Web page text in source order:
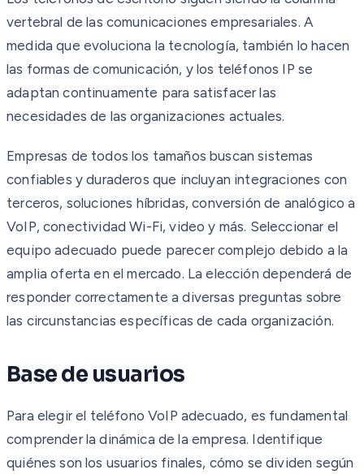
vertebral de las comunicaciones empresariales. A
medida que evoluciona la tecnología, también lo hacen
las formas de comunicación, y los teléfonos IP se
adaptan continuamente para satisfacer las
necesidades de las organizaciones actuales.
Empresas de todos los tamaños buscan sistemas
confiables y duraderos que incluyan integraciones con
terceros, soluciones híbridas, conversión de analógico a
VoIP, conectividad Wi-Fi, video y más. Seleccionar el
equipo adecuado puede parecer complejo debido a la
amplia oferta en el mercado. La elección dependerá de
responder correctamente a diversas preguntas sobre
las circunstancias específicas de cada organización.
Base de usuarios
Para elegir el teléfono VoIP adecuado, es fundamental
comprender la dinámica de la empresa. Identifique
quiénes son los usuarios finales, cómo se dividen según